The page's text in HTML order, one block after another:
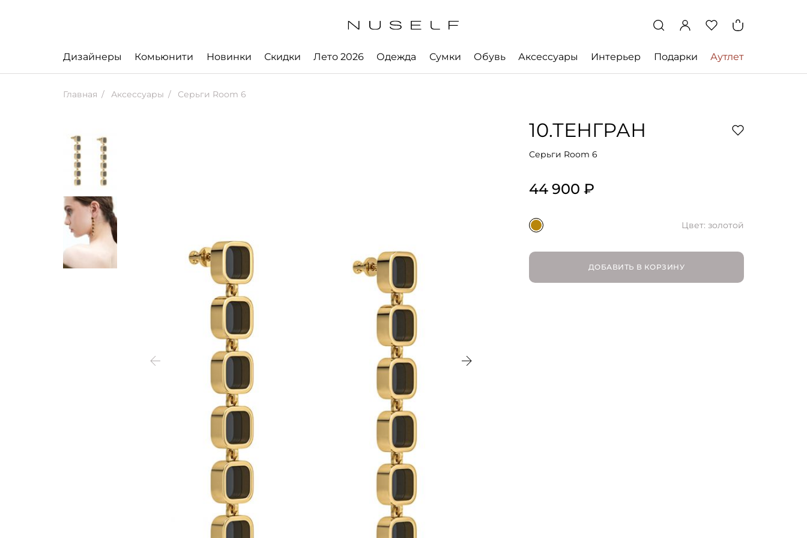
Дизайнеры Комьюнити Новинки Скидки Лето 2026 Одежда Сумки Обувь Аксессуары Интерьер Подарки Аутлет
Главная Аксессуары Серьги Room 6
10.ТЕНГРАН
Серьги Room 6
44 900 ₽
Цвет: золотой
ДОБАВИТЬ В КОРЗИНУ